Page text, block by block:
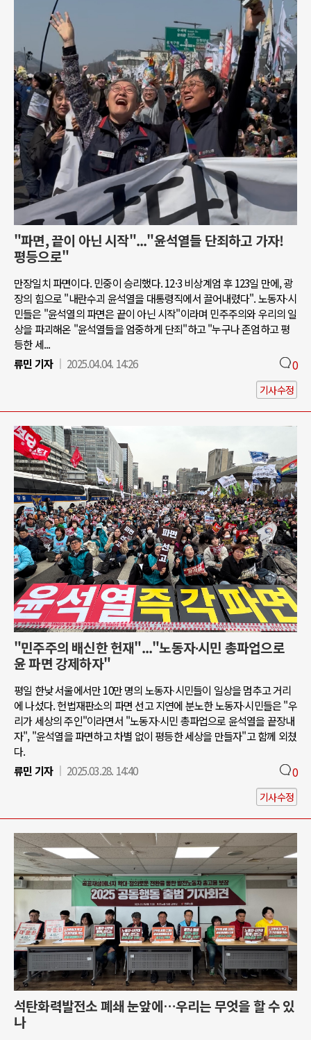
"파면, 끝이 아닌 시작"..."윤석열들 단죄하고 가자!
평등으로"
만장일치 파면이다. 민중이 승리했다. 12·3 비상계엄 후 123일 만에, 광
장의 힘으로 "내란수괴 윤석열을 대통령직에서 끌어내렸다". 노동자∙시
민들은 "윤석열의 파면은 끝이 아닌 시작"이라며 민주주의와 우리의 일
상을 파괴해온 "윤석열들을 엄중하게 단죄"하고 "누구나 존엄하고 평
등한 세...
류민 기자
2025.04.04. 14:26 0
기사수정
"민주주의 배신한 헌재"..."노동자∙시민 총파업으로
윤 파면 강제하자"
평일 한낮 서울에서만 10만 명의 노동자∙시민들이 일상을 멈추고 거리
에 나섰다. 헌법재판소의 파면 선고 지연에 분노한 노동자∙시민들은 "우
리가 세상의 주인"이라면서 "노동자∙시민 총파업으로 윤석열을 끝장내
자", "윤석열을 파면하고 차별 없이 평등한 세상을 만들자"고 함께 외쳤
다.
류민 기자
2025.03.28. 14:40 0
기사수정
석탄화력발전소 폐쇄 눈앞에…우리는 무엇을 할 수 있
나